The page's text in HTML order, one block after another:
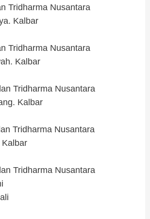
Tridharma Nusantara
Kalbar
Tridharma Nusantara
Kalbar
Tridharma Nusantara
Kalbar
Tridharma Nusantara
Kalbar
Tridharma Nusantara